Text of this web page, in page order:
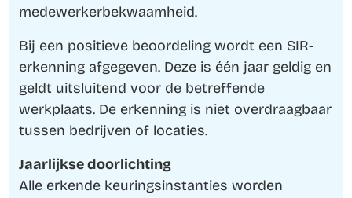
medewerkerbekwaamheid.
Bij een positieve beoordeling wordt een SIR-
erkenning afgegeven. Deze is één jaar geldig en
geldt uitsluitend voor de betreffende
werkplaats. De erkenning is niet overdraagbaar
tussen bedrijven of locaties.
Jaarlijkse doorlichting
Alle erkende keuringsinstanties worden